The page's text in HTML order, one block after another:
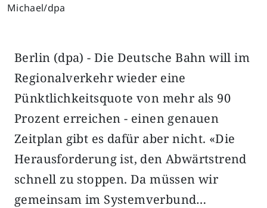
Michael/dpa
Berlin (dpa) - Die Deutsche Bahn will im
Regionalverkehr wieder eine
Pünktlichkeitsquote von mehr als 90
Prozent erreichen - einen genauen
Zeitplan gibt es dafür aber nicht. «Die
Herausforderung ist, den Abwärtstrend
schnell zu stoppen. Da müssen wir
gemeinsam im Systemverbund…